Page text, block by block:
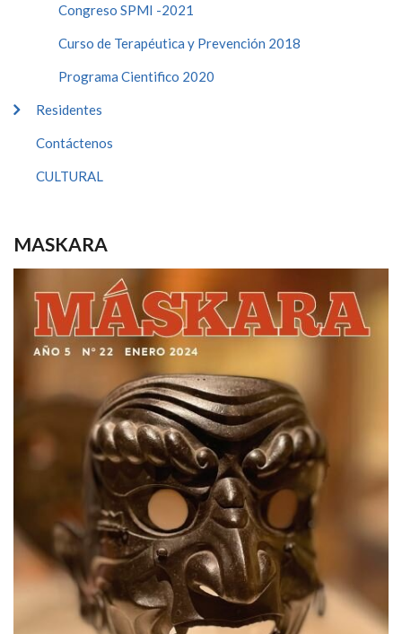
Congreso SPMI -2021
Curso de Terapéutica y Prevención 2018
Programa Cientifico 2020
Residentes
Contáctenos
CULTURAL
MASKARA